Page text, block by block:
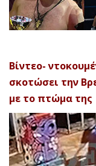
Βίντεο-
σκοτώσει την
με το πτώμα της